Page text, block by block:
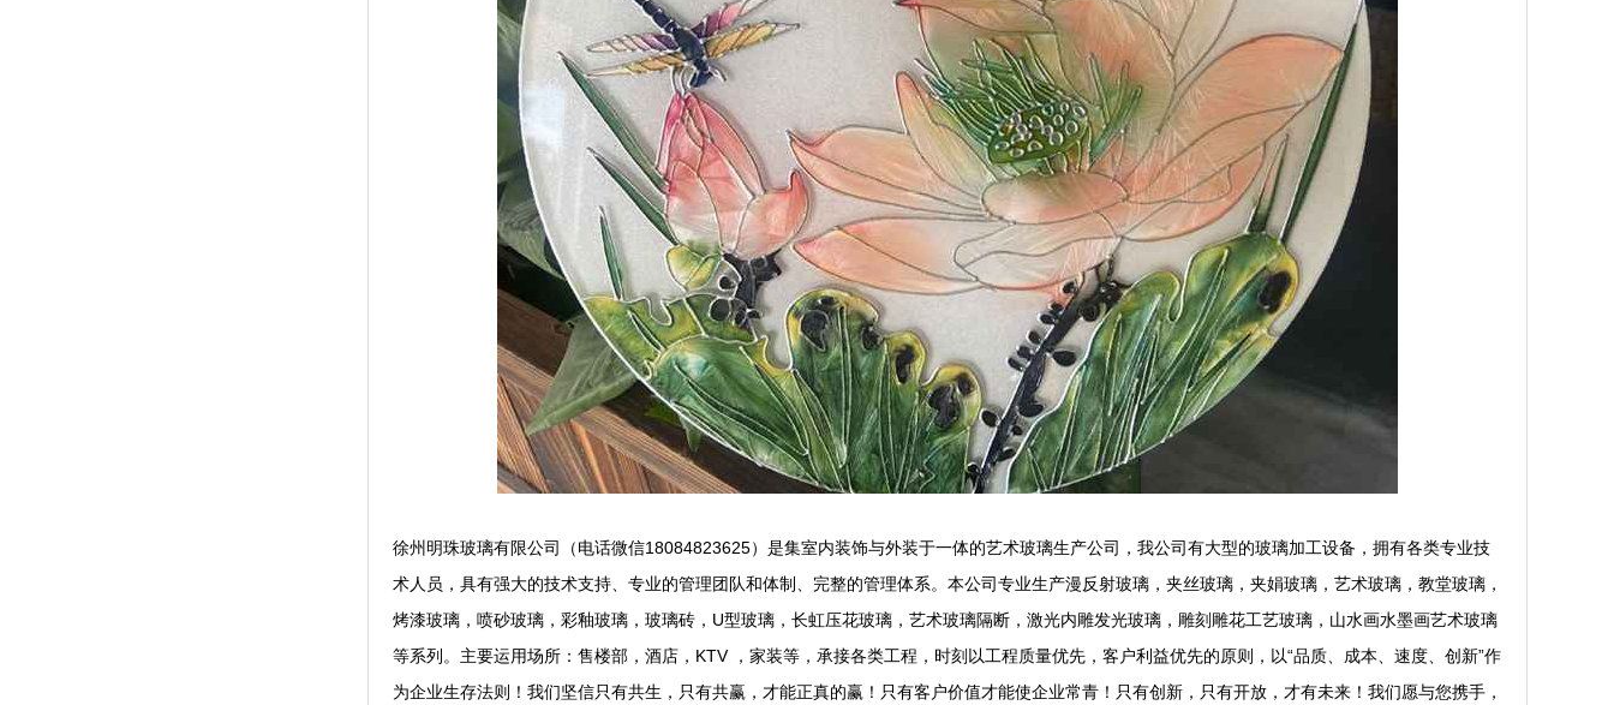
徐州明珠玻璃有限公司（电话微信18084823625）是集室内装饰与外装于一体的艺术玻璃生产公司，我公司有大型的玻璃加工设备，拥有各类专业技
术人员，具有强大的技术支持、专业的管理团队和体制、完整的管理体系。本公司专业生产漫反射玻璃，夹丝玻璃，夹娟玻璃，艺术玻璃，教堂玻璃，
烤漆玻璃，喷砂玻璃，彩釉玻璃，玻璃砖，U型玻璃，长虹压花玻璃，艺术玻璃隔断，激光内雕发光玻璃，雕刻雕花工艺玻璃，山水画水墨画艺术玻璃
等系列。主要运用场所：售楼部，酒店，KTV ，家装等，承接各类工程，时刻以工程质量优先，客户利益优先的原则，以“品质、成本、速度、创新”作
为企业生存法则！我们坚信只有共生，只有共赢，才能正真的赢！只有客户价值才能使企业常青！只有创新，只有开放，才有未来！我们愿与您携手，